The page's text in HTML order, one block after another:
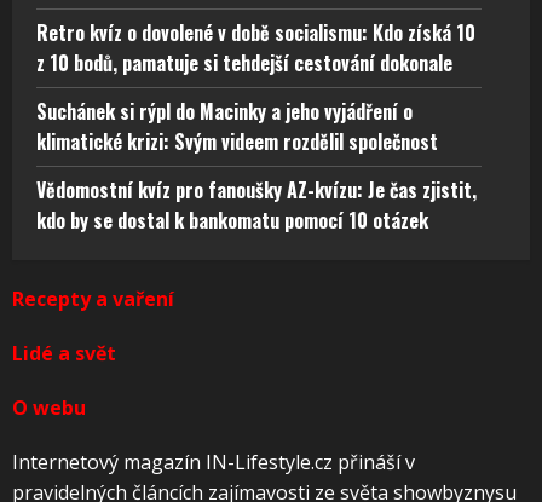
Retro kvíz o dovolené v době socialismu: Kdo získá 10
z 10 bodů, pamatuje si tehdejší cestování dokonale
Suchánek si rýpl do Macinky a jeho vyjádření o
klimatické krizi: Svým videem rozdělil společnost
Vědomostní kvíz pro fanoušky AZ-kvízu: Je čas zjistit,
kdo by se dostal k bankomatu pomocí 10 otázek
Recepty a vaření
Lidé a svět
O webu
Internetový magazín IN-Lifestyle.cz přináší v
pravidelných článcích zajímavosti ze světa showbyznysu